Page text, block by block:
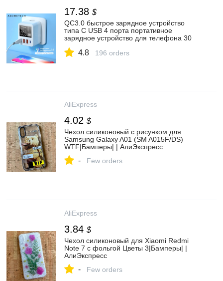
17.38 $
QC3.0 быстрое зарядное устройство
типа C USB 4 порта портативное
зарядное устройство для телефона 30
Samsung зарядное устройство для
4.8 196 orders
AliExpress
4.02 $
Чехол силиконовый с рисунком для
Samsung Galaxy A01 (SM A015F/DS)
WTF|Бамперы| | АлиЭкспресс
- Few orders
AliExpress
3.84 $
Чехол силиконовый для Xiaomi Redmi
Note 7 с фольгой Цветы 3|Бамперы| |
АлиЭкспресс
- Few orders